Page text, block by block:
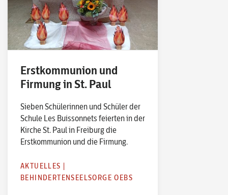
Erstkommunion und
Firmung in St. Paul
Sieben Schülerinnen und Schüler der
Schule Les Buissonnets feierten in der
Kirche St. Paul in Freiburg die
Erstkommunion und die Firmung.
AKTUELLES
BEHINDERTENSEELSORGE OEBS